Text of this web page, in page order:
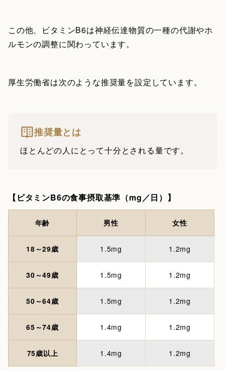
この他、ビタミンB6は神経伝達物質の一種の代謝やホ
ルモンの調整に関わっています。
厚生労働省は次のような推奨量を設定しています。
推奨量とは
ほとんどの人にとって十分とされる量です。
【ビタミンB6の食事摂取基準（mg／日）】
年齢 男性 女性
18～29歳 1.5mg 1.2mg
30～49歳 1.5mg 1.2mg
50～64歳 1.5mg 1.2mg
65～74歳 1.4mg 1.2mg
75歳以上 1.4mg 1.2mg